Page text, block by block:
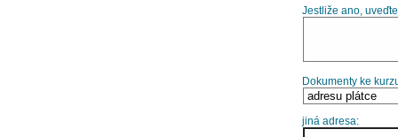
Jestliže ano,
Dokumenty ke
jiná adresa: